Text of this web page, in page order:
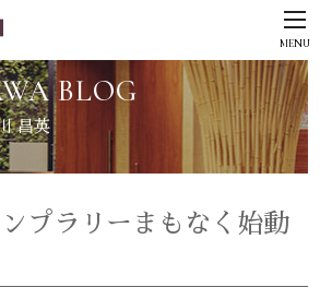
MENU
BLOG
昌英
プラリーまもなく始動